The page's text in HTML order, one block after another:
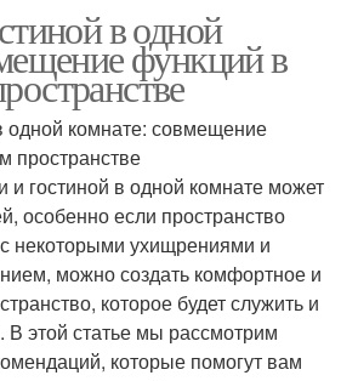
в одной
функций в
одной комнате: совмещение
пространстве
гостиной в одной комнате может
особенно если пространство
некоторыми ухищрениями и
можно создать комфортное и
которое будет служить и
В этой статье мы рассмотрим
которые помогут вам